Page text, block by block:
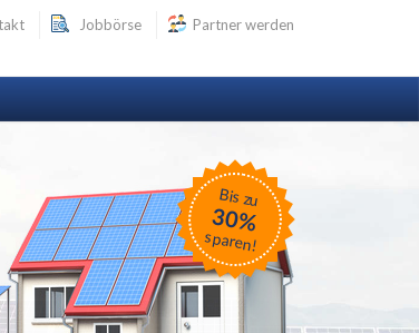
Jobbörse Partner werden
Bis zu
30%
sparen!